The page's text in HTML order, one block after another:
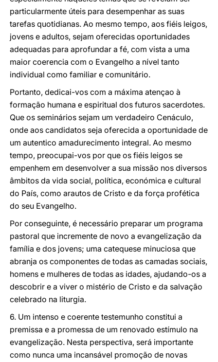
particularmente úteis para desempenhar as suas
tarefas quotidianas. Ao mesmo tempo, aos fiéis leigos,
jovens e adultos, sejam oferecidas oportunidades
adequadas para aprofundar a fé, com vista a uma
maior coerencia com o Evangelho a nível tanto
individual como familiar e comunitário.
Portanto, dedicai-vos com a máxima atençao à
formação humana e espiritual dos futuros sacerdotes.
Que os seminários sejam um verdadeiro Cenáculo,
onde aos candidatos seja oferecida a oportunidade de
um autentico amadurecimento integral. Ao mesmo
tempo, preocupai-vos por que os fiéis leigos se
empenhem em desenvolver a sua missão nos diversos
âmbitos da vida social, política, económica e cultural
do País, como arautos de Cristo e da força profética
do seu Evangelho.
Por conseguinte, é necessário preparar um programa
pastoral que incremente de novo a evangelização da
família e dos jovens; uma catequese minuciosa que
abranja os componentes de todas as camadas sociais,
homens e mulheres de todas as idades, ajudando-os a
descobrir e a viver o mistério de Cristo e da salvação
celebrado na liturgia.
6. Um intenso e coerente testemunho constitui a
premissa e a promessa de um renovado estímulo na
evangelização. Nesta perspectiva, será importante
como nunca uma incansável promoção de novas